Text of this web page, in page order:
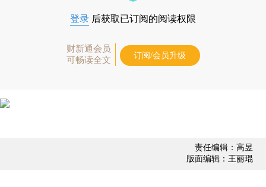
登录 后获取已订阅的阅读权限
财新通会员
可畅读全文
订阅/会员升级
责任编辑：高昱
版面编辑：王丽琨